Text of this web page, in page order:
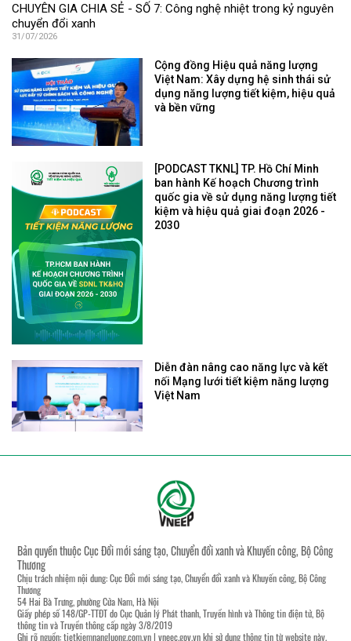
CHUYÊN GIA CHIA SẺ - SỐ 7: Công nghệ nhiệt trong kỷ nguyên
chuyển đổi xanh
31/07/2026
Cộng đồng Hiệu quả năng lượng
Việt Nam: Xây dựng hệ sinh thái sử
dụng năng lượng tiết kiệm, hiệu quả
và bền vững
[PODCAST TKNL] TP. Hồ Chí Minh
ban hành Kế hoạch Chương trình
quốc gia về sử dụng năng lượng tiết
kiệm và hiệu quả giai đoạn 2026 -
2030
Diễn đàn nâng cao năng lực và kết
nối Mạng lưới tiết kiệm năng lượng
Việt Nam
Bản quyền thuộc Cục Đổi mới sáng tạo, Chuyển đổi xanh và Khuyến công, Bộ Công
Thương
Chịu trách nhiệm nội dung: Cục Đổi mới sáng tạo, Chuyển đổi xanh và Khuyến công, Bộ Công
Thương
54 Hai Bà Trưng, phường Cửa Nam, Hà Nội
Giấy phép số 148/GP-TTĐT do Cục Quản lý Phát thanh, Truyền hình và Thông tin điện tử, Bộ
thông tin và Truyền thông cấp ngày 3/8/2019
Ghi rõ nguồn:tietkiemnangluong.com.vn| vneec.gov.vnkhi sử dụng thông tin từ website này.